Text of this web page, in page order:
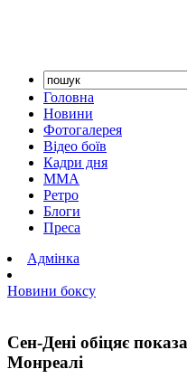
Головна
Новини
Фотогалерея
Відео боїв
Кадри дня
ММА
Ретро
Блоги
Преса
Адмінка
Новини боксу
Сен-Дені обіцяє
Монреалі